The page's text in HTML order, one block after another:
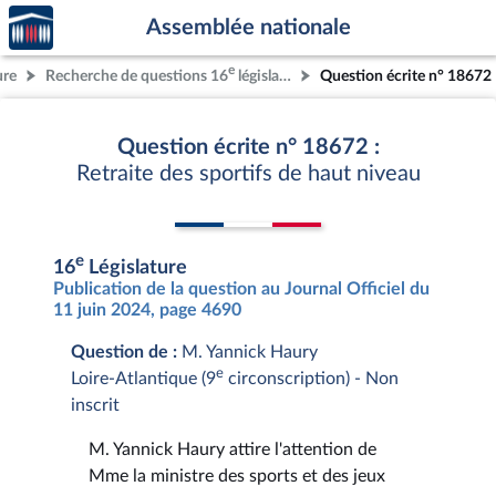
Aller au contenu
Aller en bas de la page
Accèder
à la
page
d'accueil
Assemblée nationale
Recherche de questions 16e législature Question écrite n° 18672
Question écrite n° 18672 :
Retraite des sportifs de haut niveau
16e Législature
Publication de la question au Journal Officiel du
11 juin 2024, page 4690
Question de : M. Yannick Haury
Loire-Atlantique (9e circonscription) - Non
inscrit
M. Yannick Haury attire l'attention de
Mme la ministre des sports et des jeux